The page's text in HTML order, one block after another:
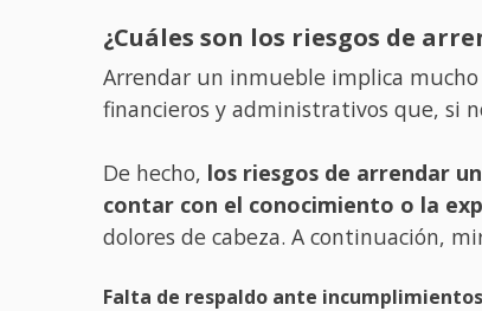
¿Cuáles son los riesgos de
Arrendar un inmueble implica
financieros y administrativos que, si
De hecho, los riesgos de arrendar
contar con el conocimiento o la
dolores de cabeza. A continuación,
Falta de respaldo ante incumplimientos